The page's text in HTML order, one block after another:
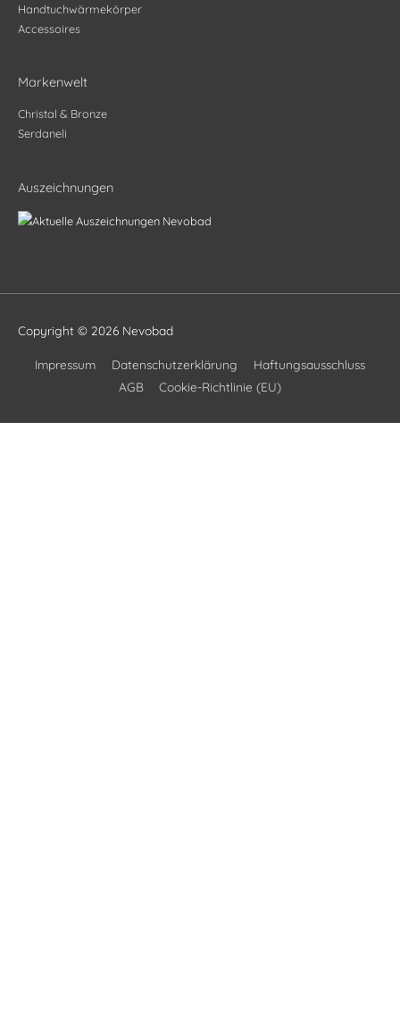
Handtuchwärmekörper
Accessoires
Markenwelt
Christal & Bronze
Serdaneli
Auszeichnungen
Copyright © 2026 Nevobad
Impressum Datenschutzerklärung
Haftungsausschluss
AGB
Cookie-Richtlinie (EU)